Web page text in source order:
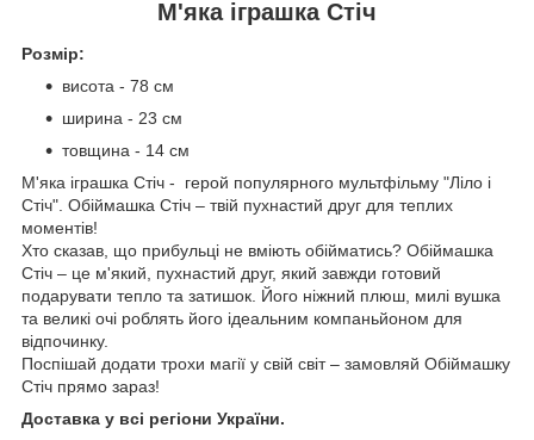
М'яка іграшка Стіч
Розмір:
висота - 78 см
ширина - 23 см
товщина - 14 см
М'яка іграшка Стіч - герой популярного мультфільму "Ліло і
Стіч". Обіймашка Стіч – твій пухнастий друг для теплих
моментів!
Хто сказав, що прибульці не вміють обійматись? Обіймашка
Стіч – це м'який, пухнастий друг, який завжди готовий
подарувати тепло та затишок. Його ніжний плюш, милі вушка
та великі очі роблять його ідеальним компаньйоном для
відпочинку.
Поспішай додати трохи магії у свій світ – замовляй Обіймашку
Стіч прямо зараз!
Доставка у всі регіони України.